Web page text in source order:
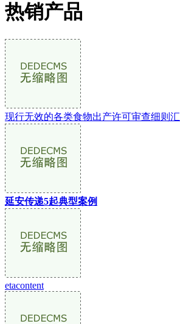
热销产品
现行无效的各类食物出产许可审查细则汇
延安传递5起典型案例
etacontent